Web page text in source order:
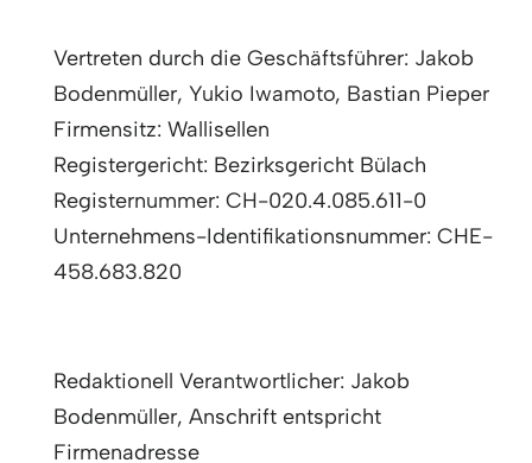
Vertreten durch die Geschäftsführer: Jakob
Bodenmüller, Yukio Iwamoto, Bastian Pieper
Firmensitz: Wallisellen
Registergericht: Bezirksgericht Bülach
Registernummer: CH-020.4.085.611-0
Unternehmens-Identifikationsnummer: CHE-
458.683.820
Redaktionell Verantwortlicher: Jakob
Bodenmüller, Anschrift entspricht
Firmenadresse